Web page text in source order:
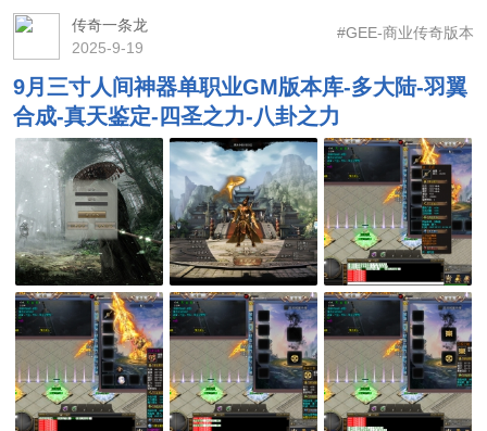
传奇一条龙
2025-9-19
#GEE-商业传奇版本
9月三寸人间神器单职业GM版本库-多大陆-羽翼
合成-真天鉴定-四圣之力-八卦之力